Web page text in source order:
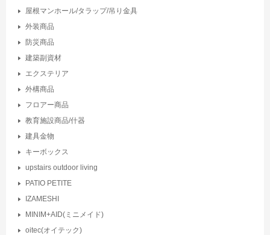
屋根マンホール/タラップ/吊り金具
外装商品
防災商品
建築副資材
エクステリア
外構商品
フロアー商品
教育施設商品/什器
建具金物
キーボックス
upstairs outdoor living
PATIO PETITE
IZAMESHI
MINIM+AID(ミニメイド)
oitec(オイテック)